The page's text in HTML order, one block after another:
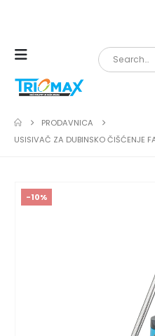
PRODAVNICA
USISIVAČ ZA DUBINSKO ČIŠĆENJE
-10%